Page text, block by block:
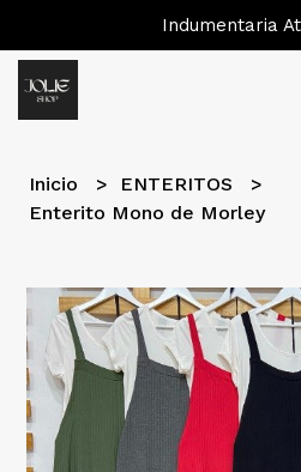
Indumentaria
Inicio
ENTERITOS
Enterito Mono de Morley